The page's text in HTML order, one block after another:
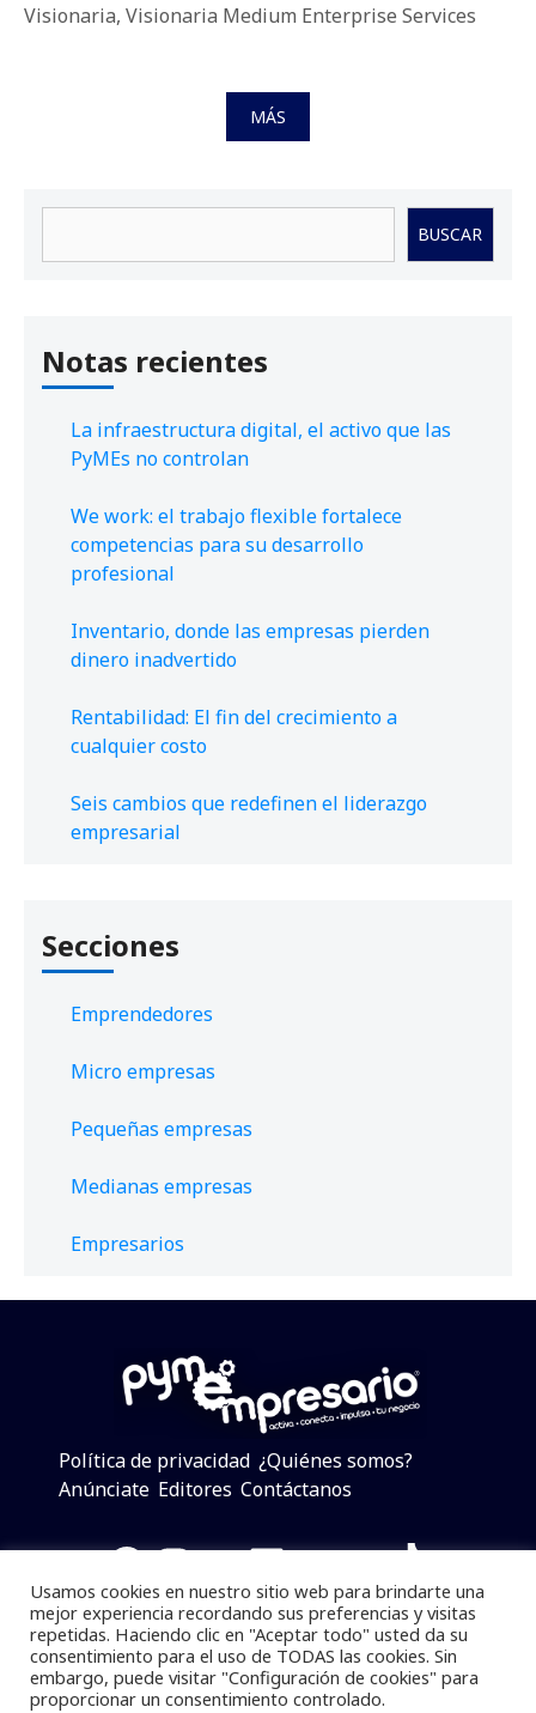
Visionaria, Visionaria Medium Enterprise Services
MÁS
BUSCAR
Notas recientes
La infraestructura digital, el activo que las
PyMEs no controlan
We work: el trabajo flexible fortalece
competencias para su desarrollo
profesional
Inventario, donde las empresas pierden
dinero inadvertido
Rentabilidad: El fin del crecimiento a
cualquier costo
Seis cambios que redefinen el liderazgo
empresarial
Secciones
Emprendedores
Micro empresas
Pequeñas empresas
Medianas empresas
Empresarios
Política de privacidad ¿Quiénes somos?
Anúnciate Editores Contáctanos
Facebook
Instagram
Twitter
LinkedIn
Telegram
YouTube
TikTok
Pymempresario © 2025 Todos los derechos reservados.
Se prohibe el uso de la información total o parcial sin
Usamos cookies en nuestro sitio web para brindarte una
mejor experiencia recordando sus preferencias y visitas
repetidas. Haciendo clic en "Aceptar todo" usted da su
consentimiento para el uso de TODAS las cookies. Sin
embargo, puede visitar "Configuración de cookies" para
proporcionar un consentimiento controlado.